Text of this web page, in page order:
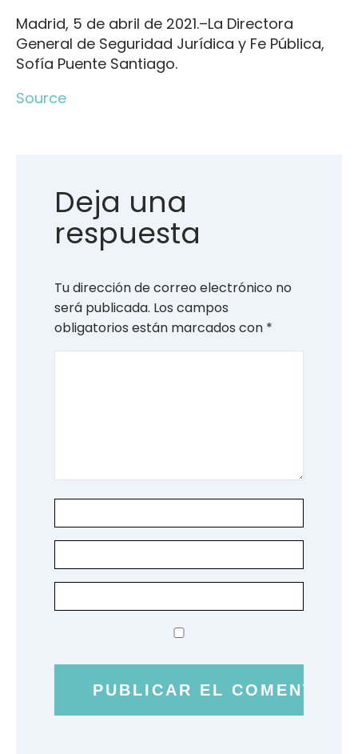
Madrid, 5 de abril de 2021.–La Directora
General de Seguridad Jurídica y Fe Pública,
Sofía Puente Santiago.
Source
Deja una
respuesta
Tu dirección de correo electrónico no
será publicada. Los campos
obligatorios están marcados con *